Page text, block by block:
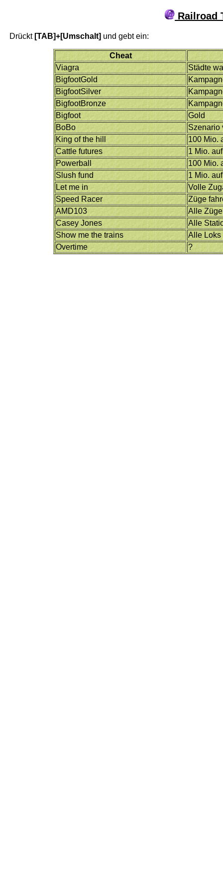
Railroad
Drückt [TAB]+[Umschalt] und gebt ein:
Cheat
Viagra
Städte
BigfootGold
BigfootSilver
BigfootBronze
Bigfoot
Gold
BoBo
Szenario
King of the hill
100 Mio.
Cattle futures
1 Mio.
Powerball
100 Mio.
Slush fund
1 Mio.
Let me in
Volle
Speed Racer
Züge
AMD103
Alle
Casey Jones
Alle
Show me the trains
Alle Loks
Overtime
?